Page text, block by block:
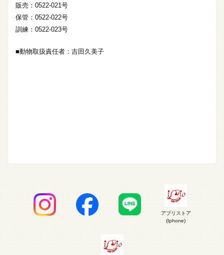
販売：0522-021号
保管：0522-022号
訓練：0522-023号
■動物取扱責任者：吉田久美子
アプリストア
(Iphone)